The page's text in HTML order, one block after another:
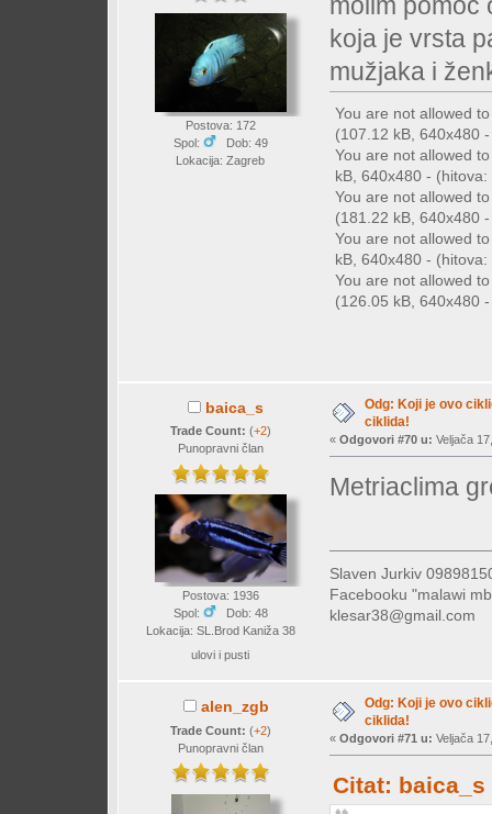
Postova: 172
Spol:
Dob: 49
Lokacija: Zagreb
koja je vrsta
mužjaka i
You are not allowed
(107.12 kB, 640x480
You are not allowed
kB, 640x480 - (hitova:
You are not allowed
(181.22 kB, 640x480
You are not allowed
kB, 640x480 - (hitova:
You are not allowed
(126.05 kB, 640x480
baica_s
Trade Count: (+2)
Punopravni član
Postova: 1936
Spol:
Dob: 48
Lokacija: SL.Brod Kaniža 38
ulovi i pusti
Odg: Koji je ovo
ciklida!
« Odgovori #70 u: Veljača
Metriaclima
Slaven Jurkiv
Facebooku "malawi
klesar38@gmail.com
alen_zgb
Trade Count: (+2)
Punopravni član
Odg: Koji je ovo
ciklida!
« Odgovori #71 u: Veljača
Citat: baica_s